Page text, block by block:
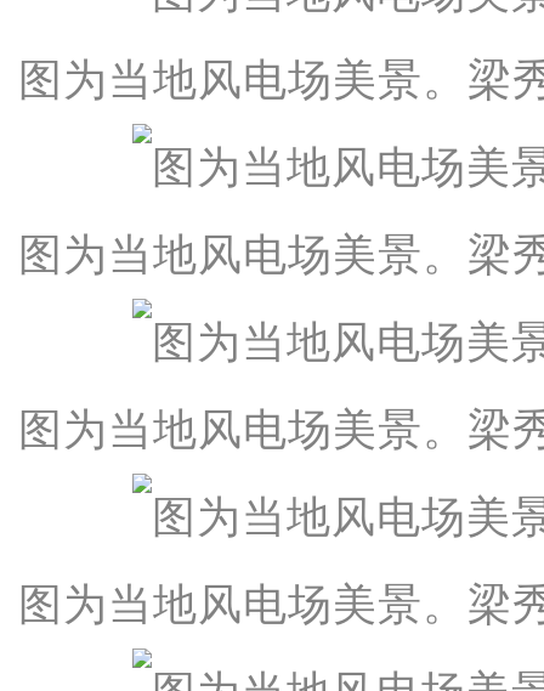
图为当地风电场美景。梁
图为当地风电场美景。梁
图为当地风电场美景。梁
图为当地风电场美景。梁